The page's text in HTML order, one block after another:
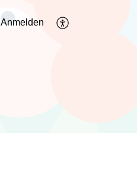
Anmelden